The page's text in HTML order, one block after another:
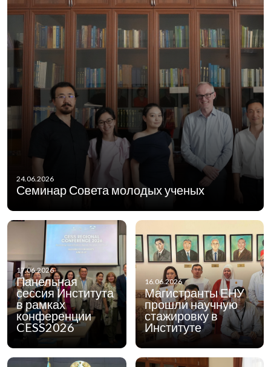
24.06.2026
Семинар Совета молодых ученых
17.06.2026
Панельная
сессия Института
в рамках
конференции
CESS2026
16.06.2026
Магистранты ЕНУ
прошли научную
стажировку в
Институте